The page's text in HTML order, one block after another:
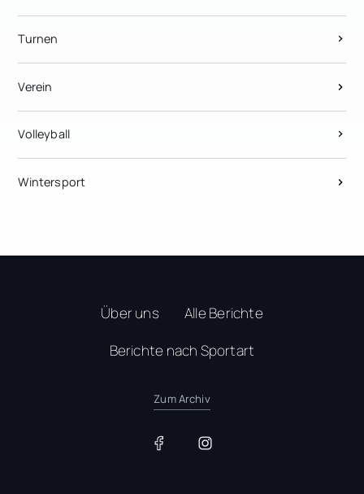
Turnen
Verein
Volleyball
Wintersport
Über uns
Alle Berichte
Berichte nach Sportart
Zum Archiv